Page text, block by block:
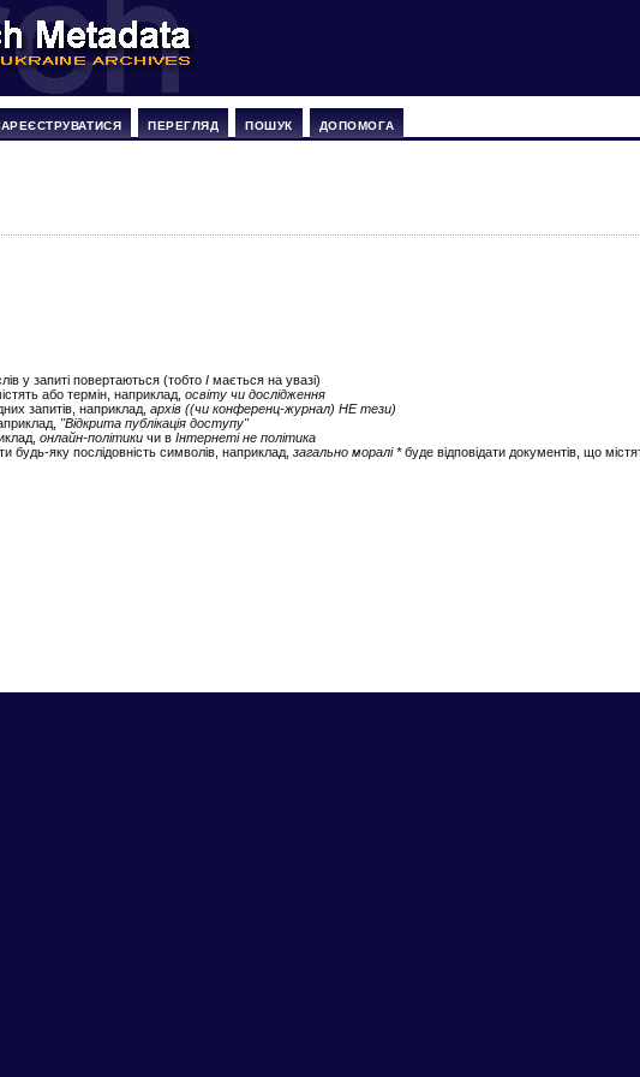
ПЕРЕГЛЯД ПОШУК ДОПОМОГА
у запиті повертаються (тобтоІ мається на увазі)
або термін, наприклад,освіту чи дослідження
запитів, наприклад,архів ((чи конференц-журнал) НЕ тези)
"Відкрита публікація доступу"
онлайн-політики чи вІнтернеті не політика
будь-яку послідовність символів, наприклад,загально моралі *буде відповідати документів, що